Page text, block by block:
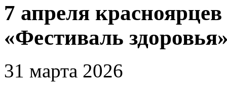
7 апреля
«Фестиваль
31 марта 2026